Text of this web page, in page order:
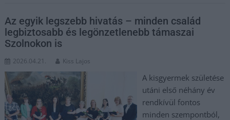
Az egyik legszebb hivatás – minden család
legbiztosabb és legönzetlenebb támaszai
Szolnokon is
2026.04.21. Kiss Lajos
A kisgyermek születése
utáni első néhány év
rendkívül fontos
minden szempontból,